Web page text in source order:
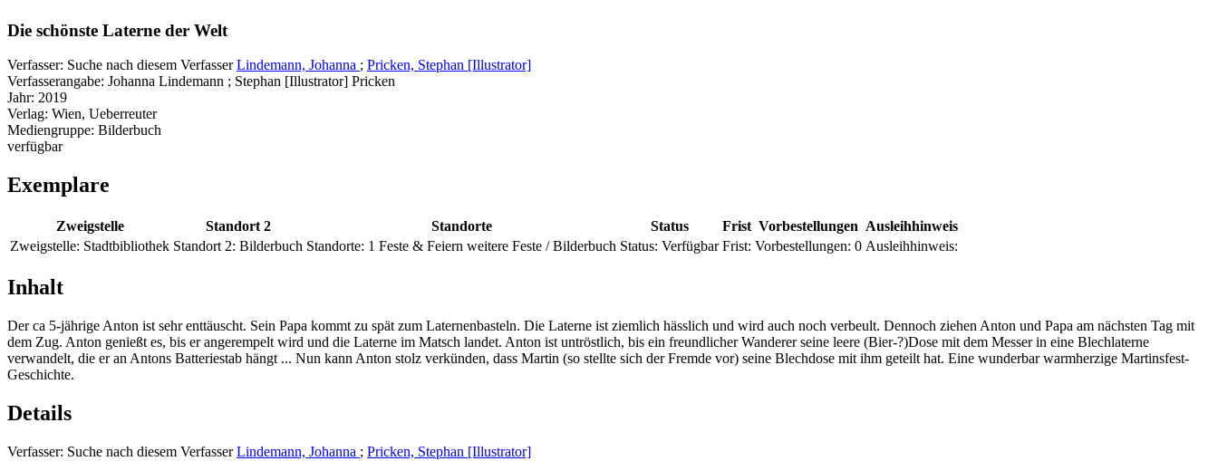
Die schönste Laterne der Welt
Verfasser: Suche nach diesem Verfasser Lindemann, Johanna ; Pricken, Stephan [Illustrator]
Verfasserangabe: Johanna Lindemann ; Stephan [Illustrator] Pricken
Jahr: 2019
Verlag: Wien, Ueberreuter
Mediengruppe: Bilderbuch
verfügbar
Exemplare
Zweigstelle Standort 2 Standorte Status Frist Vorbestellungen Ausleihhinweis
Zweigstelle: Stadtbibliothek Standort 2: Bilderbuch Standorte: 1 Feste & Feiern weitere Feste / Bilderbuch Status: Verfügbar Frist: Vorbestellungen: 0 Ausleihhinweis:
Inhalt
Der ca 5-jährige Anton ist sehr enttäuscht. Sein Papa kommt zu spät zum Laternenbasteln. Die Laterne ist ziemlich hässlich und wird auch noch verbeult. Dennoch ziehen Anton und Papa am nächsten Tag mit
dem Zug. Anton genießt es, bis er angerempelt wird und die Laterne im Matsch landet. Anton ist untröstlich, bis ein freundlicher Wanderer seine leere (Bier-?)Dose mit dem Messer in eine Blechlaterne
verwandelt, die er an Antons Batteriestab hängt ... Nun kann Anton stolz verkünden, dass Martin (so stellte sich der Fremde vor) seine Blechdose mit ihm geteilt hat. Eine wunderbar warmherzige Martinsfest-
Geschichte.
Details
Verfasser: Suche nach diesem Verfasser Lindemann, Johanna ; Pricken, Stephan [Illustrator]